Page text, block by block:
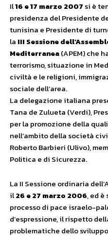
Il16 e 17 marzo 2007 si è
presidenza del Presidente
tunisina e Presidente di
la III Sessione
Mediterranea(APEM) che
terrorismo, situazione in
civiltà e le religioni,
sociale dell’area.
La delegazione italiana
Tana de Zulueta (Verdi),
per la promozione della
nell’ambito della società
Roberto Barbieri (Ulivo),
Politica e di Sicurezza.
La II Sessione ordinaria
il26 e 27 marzo 2006, ed
processo di pace israelo-
d’espressione, il rispetto
problematiche dello